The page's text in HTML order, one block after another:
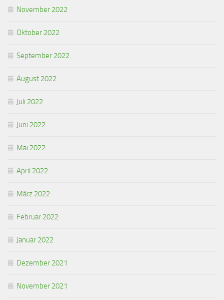
November 2022
Oktober 2022
September 2022
August 2022
Juli 2022
Juni 2022
Mai 2022
April 2022
März 2022
Februar 2022
Januar 2022
Dezember 2021
November 2021